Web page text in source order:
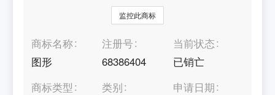
监控此商标
商标名称
图形
注册号
68386404
当前状态
已销亡
商标类型
类别
申请日期